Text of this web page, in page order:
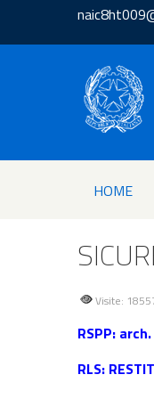
HOME
Visite:
RSPP:
RLS: